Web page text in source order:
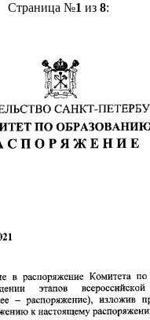
Страница №1 из 8: